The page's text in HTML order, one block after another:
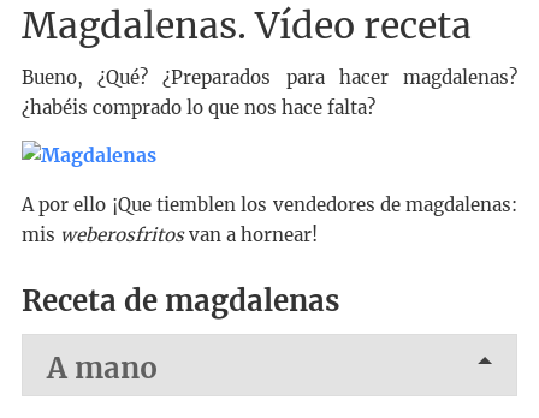
Magdalenas. Vídeo receta
Bueno, ¿Qué? ¿Preparados para hacer magdalenas?
¿habéis comprado lo que nos hace falta?
A por ello ¡Que tiemblen los vendedores de magdalenas:
mis weberosfritosvan a hornear!
Receta de magdalenas
A mano